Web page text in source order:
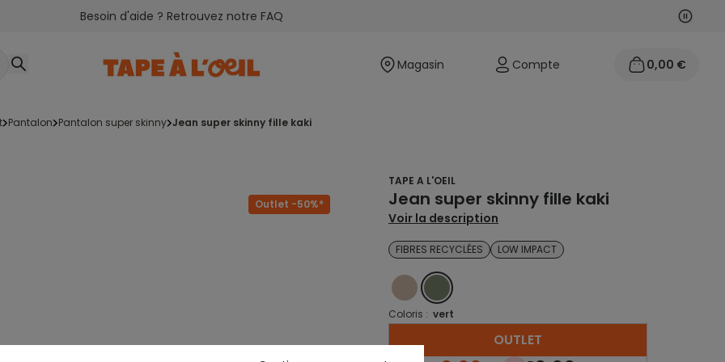
Besoin d'aide ? Retrouvez notre FAQ
Magasin Compte 0,00 €
pantalon pantalon super skinny jean super skinny fille kaki
Outlet -50%*
TAPE A L'OEIL
Jean super skinny fille kaki
Voir la description
FIBRES RECYCLÉES LOW IMPACT
BEIGEVERT
Coloris : vert
OUTLET